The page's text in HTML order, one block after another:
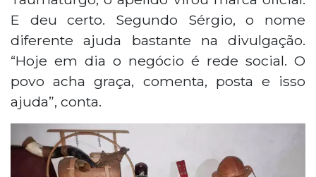
E deu certo. Segundo Sérgio, o nome
diferente ajuda bastante na divulgação.
“Hoje em dia o negócio é rede social. O
povo acha graça, comenta, posta e isso
ajuda”, conta.